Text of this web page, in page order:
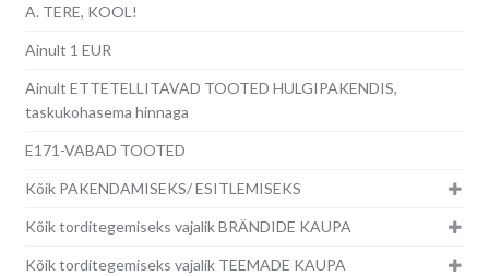
A. TERE, KOOL!
Ainult 1 EUR
Ainult ETTETELLITAVAD TOOTED HULGIPAKENDIS,
taskukohasema hinnaga
E171-VABAD TOOTED
Kõik PAKENDAMISEKS/ ESITLEMISEKS
Kõik torditegemiseks vajalik BRÄNDIDE KAUPA
Kõik torditegemiseks vajalik TEEMADE KAUPA